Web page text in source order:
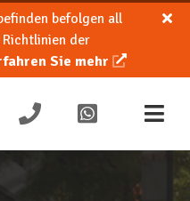
befolgen all
Richtlinien der
Sie mehr